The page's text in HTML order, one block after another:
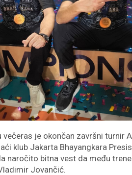
je okončan završni turnir
klub Jakarta Bhayangkara
naročito bitna vest da među
Jovančić.